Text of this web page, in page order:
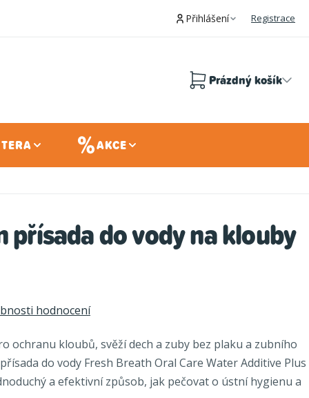
Přihlášení Registrace
Prázdný košík
AKCE
přísada do vody na klouby
hodnocení
ochranu kloubů, svěží dech a zuby bez plaku a zubního
do vody Fresh Breath Oral Care Water Additive Plus
a efektivní způsob, jak pečovat o ústní hygienu a